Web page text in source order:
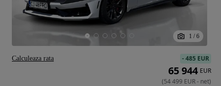
1 / 6
-485 EUR
65 944 EUR
(54 499 EUR- net)
Calculeaza rata